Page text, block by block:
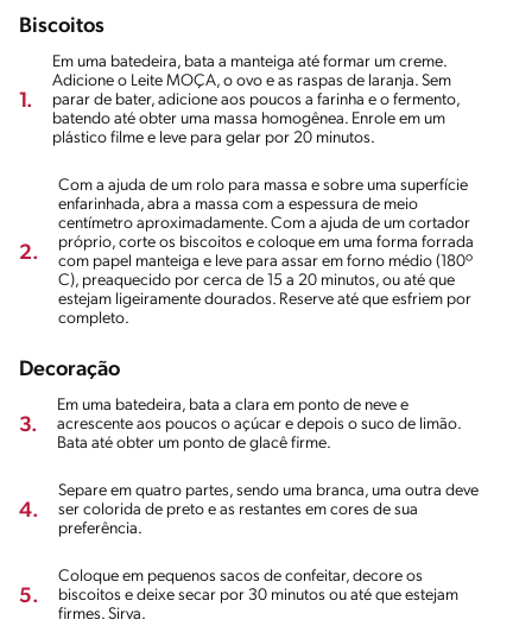
Biscoitos
1.
Em uma batedeira, bata a manteiga até formar um creme.
Adicione o Leite MOÇA, o ovo e as raspas de laranja. Sem
parar de bater, adicione aos poucos a farinha e o fermento,
batendo até obter uma massa homogênea. Enrole em um
plástico filme e leve para gelar por 20 minutos.
2.
Com a ajuda de um rolo para massa e sobre uma superfície
enfarinhada, abra a massa com a espessura de meio
centímetro aproximadamente. Com a ajuda de um cortador
próprio, corte os biscoitos e coloque em uma forma forrada
com papel manteiga e leve para assar em forno médio (180º
C), preaquecido por cerca de 15 a 20 minutos, ou até que
estejam ligeiramente dourados. Reserve até que esfriem por
completo.
Decoração
3.
Em uma batedeira, bata a clara em ponto de neve e
acrescente aos poucos o açúcar e depois o suco de limão.
Bata até obter um ponto de glacê firme.
4.
Separe em quatro partes, sendo uma branca, uma outra deve
ser colorida de preto e as restantes em cores de sua
preferência.
5.
Coloque em pequenos sacos de confeitar, decore os
biscoitos e deixe secar por 30 minutos ou até que estejam
firmes. Sirva.